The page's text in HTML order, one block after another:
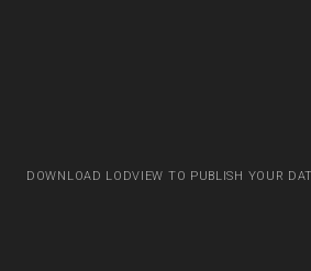
DOWNLOAD LODVIEW TO PUBLISH YOUR